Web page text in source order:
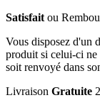
Satisfait ou
Vous disposez d'un
produit si celui-ci ne
soit renvoyé dans
Livraison Gratuite